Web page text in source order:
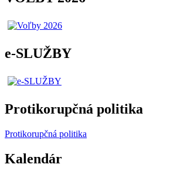
e-SLUŽBY
Protikorupčná politika
Protikorupčná politika
Kalendár